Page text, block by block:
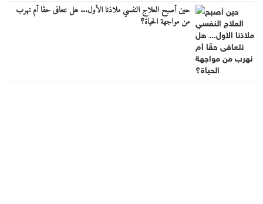
حين أصبح العلاج النفسي ملاذنا الأول... هل نتعافى حقًا أم نهرب
من مواجهة الحياة؟